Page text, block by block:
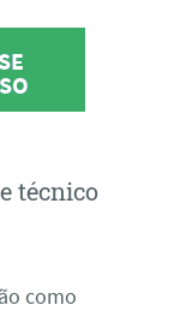
técnico
como